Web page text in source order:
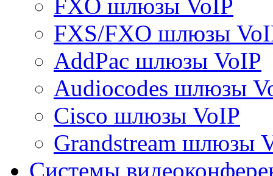
FXO шлюзы VoIP
FXS/FXO шлюзы
AddPac шлюзы VoIP
Audiocodes шлюзы
Cisco шлюзы VoIP
Grandstream шлюзы
Системы